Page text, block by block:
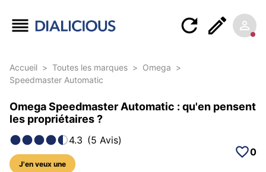
Accueil > Toutes les marques > Omega >
Speedmaster Automatic
Omega Speedmaster Automatic : qu'en pensent
les propriétaires ?
4.3 (5 Avis)
J'en veux une
0